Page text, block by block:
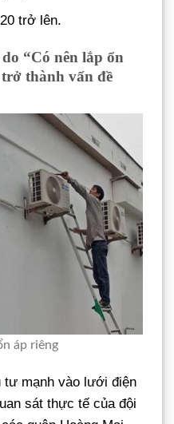
trở lên.
“Có nên lắp ổn
thành vấn đề
áp riêng
mạnh vào lưới điện
sát thực tế của đội